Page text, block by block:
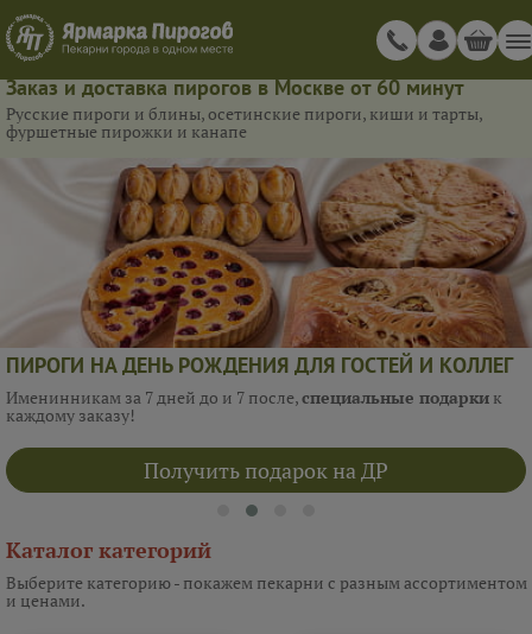
Заказ и доставка пирогов в Москве от 60 минут
Русские пироги и блины, осетинские пироги, киши и тарты,
фуршетные пирожки и канапе
ПИРОГИ НА ДЕНЬ РОЖДЕНИЯ ДЛЯ ГОСТЕЙ И КОЛЛЕГ
Именинникам за 7 дней до и 7 после,специальные подарки к
каждому заказу!
Получить подарок на ДР
Каталог категорий
Выберите категорию - покажем пекарни с разным ассортиментом
и ценами.